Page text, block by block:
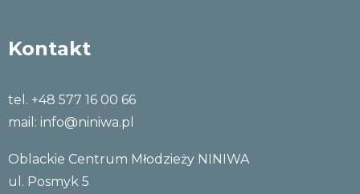
Kontakt
tel. +48 577 16 00 66
mail: info@niniwa.pl
Oblackie Centrum Młodzieży NINIWA
ul. Posmyk 5